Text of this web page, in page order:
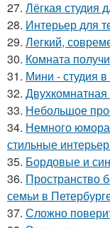
27. Лёгкая студия
28. Интерьер для
29. Легкий,
30. Комната
31. Мини - студия
32.
33. Небольшое
34. Немного юмора
стильные
35. Бордовые и
36. Пространство
семьи в
37. Сложно